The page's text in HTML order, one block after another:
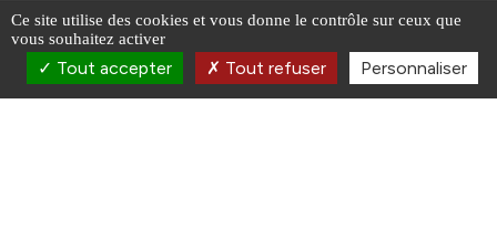
Ce site utilise des cookies et vous donne le contrôle sur ceux que
vous souhaitez activer
Tout accepter Tout refuser Personnaliser